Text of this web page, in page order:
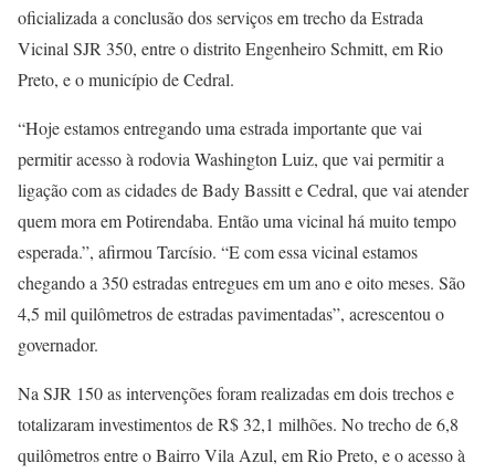
oficializada a conclusão dos serviços em trecho da Estrada
Vicinal SJR 350, entre o distrito Engenheiro Schmitt, em Rio
Preto, e o município de Cedral.
“Hoje estamos entregando uma estrada importante que vai
permitir acesso à rodovia Washington Luiz, que vai permitir a
ligação com as cidades de Bady Bassitt e Cedral, que vai atender
quem mora em Potirendaba. Então uma vicinal há muito tempo
esperada.”, afirmou Tarcísio. “E com essa vicinal estamos
chegando a 350 estradas entregues em um ano e oito meses. São
4,5 mil quilômetros de estradas pavimentadas”, acrescentou o
governador.
Na SJR 150 as intervenções foram realizadas em dois trechos e
totalizaram investimentos de R$ 32,1 milhões. No trecho de 6,8
quilômetros entre o Bairro Vila Azul, em Rio Preto, e o acesso à